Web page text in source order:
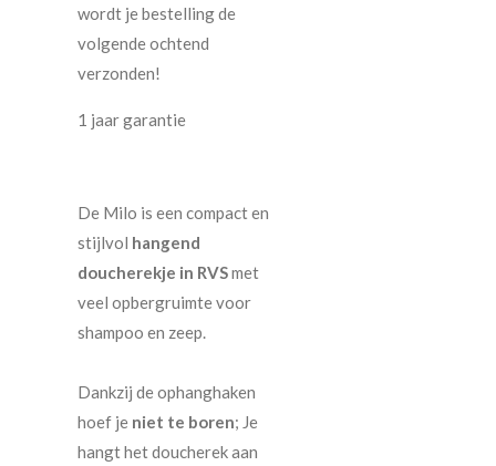
wordt je bestelling de
volgende ochtend
verzonden!
1 jaar garantie
De Milo is een compact en
stijlvol hangend
doucherekje in RVSmet
veel opbergruimte voor
shampoo en zeep.
Dankzij de ophanghaken
hoef je niet te boren; Je
hangt het doucherek aan